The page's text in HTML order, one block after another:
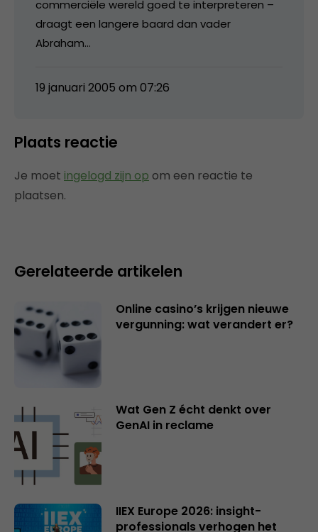
commerciële wereld goed te interpreteren –
draagt een langere baard dan vader
Abraham…
19 januari 2005 om 07:26
Plaats reactie
Je moet ingelogd zijn op om een reactie te
plaatsen.
Gerelateerde artikelen
Online casino’s krijgen nieuwe
vergunning: wat verandert er?
Wat Gen Z écht denkt over
GenAI in reclame
IIEX Europe 2026: insight-
professionals verhogen het